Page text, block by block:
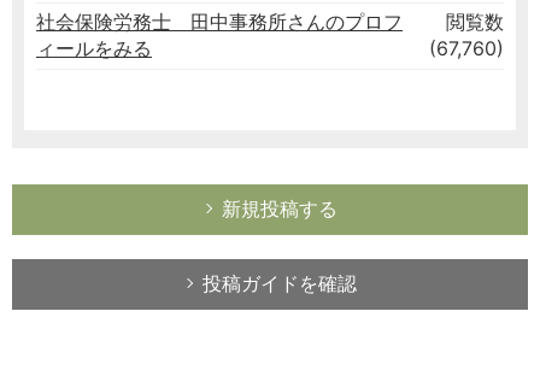
社会保険労務士 田中事務所さんのプロフ
ィールをみる
閲覧数
(67,760)
新規投稿する
投稿ガイドを確認